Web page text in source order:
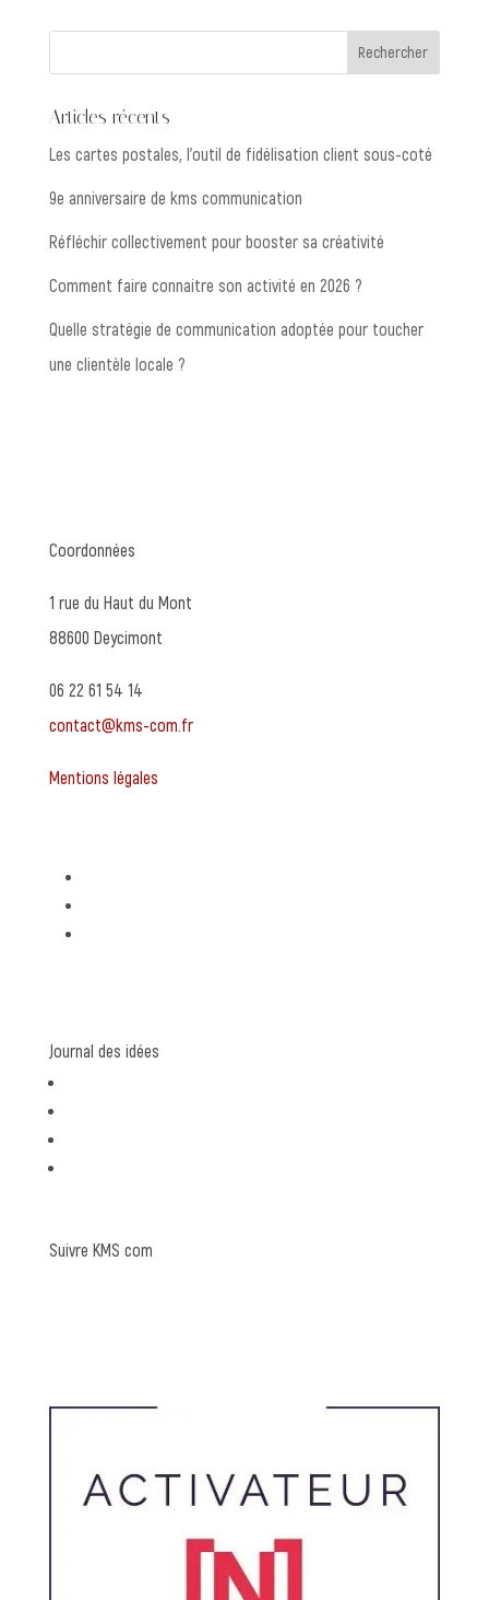
Articles récents
Les cartes postales, l’outil de fidélisation client sous-coté
9e anniversaire de kms communication
Réfléchir collectivement pour booster sa créativité
Comment faire connaitre son activité en 2026 ?
Quelle stratégie de communication adoptée pour toucher
une clientèle locale ?
Coordonnées
1 rue du Haut du Mont
88600 Deycimont
06 22 61 54 14
contact@kms-com.fr
Mentions légales
Journal des idées
Suivre KMS com